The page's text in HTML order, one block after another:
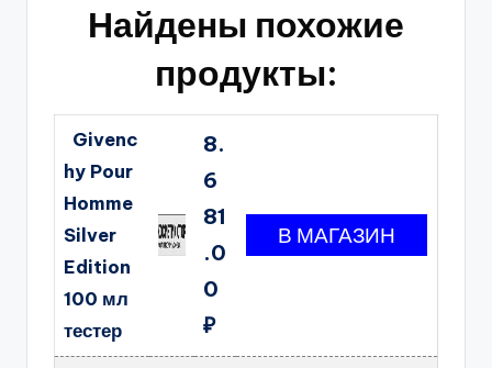
Найдены похожие
продукты:
Givenc
hy Pour
Homme
Silver
Edition
100 мл
тестер
8.
6
81
.0
0
₽